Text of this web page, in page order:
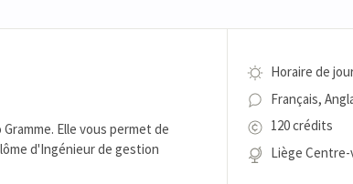
Elle vous permet de
d'Ingénieur de gestion
Horaire de
Français,
120 crédits
Liège Centre-